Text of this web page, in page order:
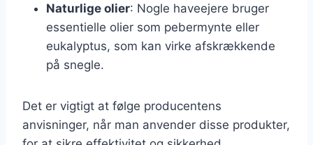
Naturlige olier: Nogle haveejere bruger
essentielle olier som pebermynte eller
eukalyptus, som kan virke afskrækkende
på snegle.
Det er vigtigt at følge producentens
anvisninger, når man anvender disse produkter,